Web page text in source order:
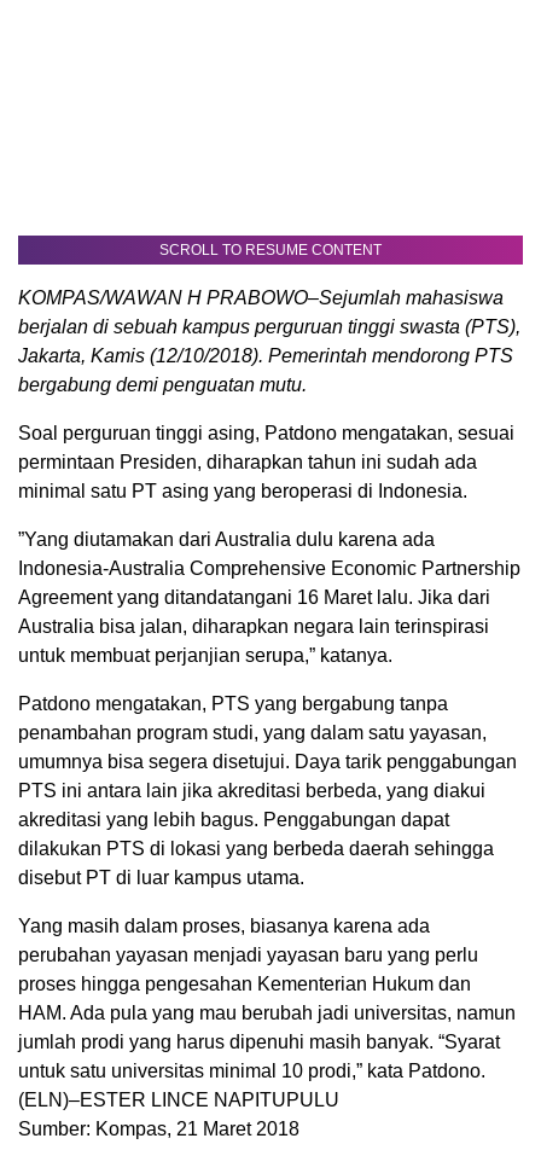
SCROLL TO RESUME CONTENT
KOMPAS/WAWAN H PRABOWO–Sejumlah mahasiswa
berjalan di sebuah kampus perguruan tinggi swasta (PTS),
Jakarta, Kamis (12/10/2018). Pemerintah mendorong PTS
bergabung demi penguatan mutu.
Soal perguruan tinggi asing, Patdono mengatakan, sesuai
permintaan Presiden, diharapkan tahun ini sudah ada
minimal satu PT asing yang beroperasi di Indonesia.
”Yang diutamakan dari Australia dulu karena ada
Indonesia-Australia Comprehensive Economic Partnership
Agreement yang ditandatangani 16 Maret lalu. Jika dari
Australia bisa jalan, diharapkan negara lain terinspirasi
untuk membuat perjanjian serupa,” katanya.
Patdono mengatakan, PTS yang bergabung tanpa
penambahan program studi, yang dalam satu yayasan,
umumnya bisa segera disetujui. Daya tarik penggabungan
PTS ini antara lain jika akreditasi berbeda, yang diakui
akreditasi yang lebih bagus. Penggabungan dapat
dilakukan PTS di lokasi yang berbeda daerah sehingga
disebut PT di luar kampus utama.
Yang masih dalam proses, biasanya karena ada
perubahan yayasan menjadi yayasan baru yang perlu
proses hingga pengesahan Kementerian Hukum dan
HAM. Ada pula yang mau berubah jadi universitas, namun
jumlah prodi yang harus dipenuhi masih banyak. “Syarat
untuk satu universitas minimal 10 prodi,” kata Patdono.
(ELN)–ESTER LINCE NAPITUPULU
Sumber: Kompas, 21 Maret 2018